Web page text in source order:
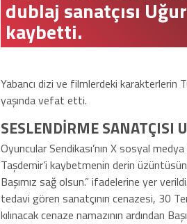
dublaj sanatçısı
kaybetti.
Yabancı dizi ve filmlerdeki karakterlerin
yaşında vefat etti.
SESLENDİRME SANATÇISI
Oyuncular Sendikası’nın X sosyal
Taşdemir’i kaybetmenin derin
Başımız sağ olsun.” ifadelerine yer
tedavi gören sanatçının cenazesi, 30
kılınacak cenaze namazının ardından